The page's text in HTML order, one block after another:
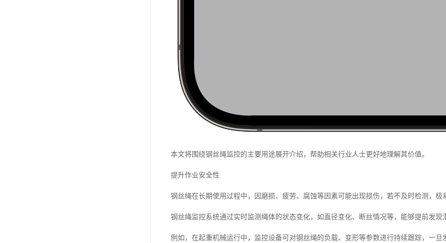
本文将围绕钢丝绳监控的主要用途展开介绍，帮助相关行业人士更好地理解其价值。
提升作业安全性
钢丝绳在长期使用过程中，因磨损、疲劳、腐蚀等因素可能出现损伤，若不及时检测，极
钢丝绳监控系统通过实时监测绳体的状态变化，如直径变化、断丝情况等，能够提前发现
例如，在起重机械运行中，监控设备可对钢丝绳的负载、变形等参数进行持续跟踪，一